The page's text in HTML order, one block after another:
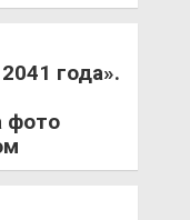
года».
фото